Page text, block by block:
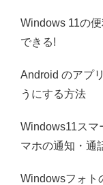
Windows 11の
できる!
Android のアプ
うにする方法
Windows11スマ
マホの通知・通
Windowsフォト